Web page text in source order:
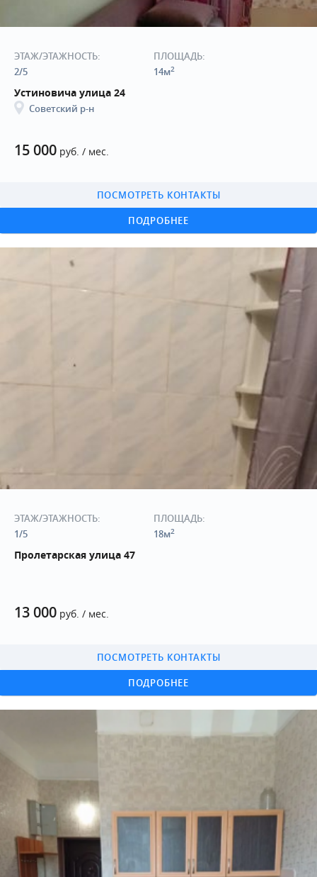
15 000 руб. / мес.
Устиновича улица 24
Советский р-н
ПОДРОБНЕЕ
ПОСМОТРЕТЬ КОНТАКТЫ
ЭТАЖ/ЭТАЖНОСТЬ:
2/5
ПЛОЩАДЬ:
14м2
13 000 руб. / мес.
Пролетарская улица 47
ПОДРОБНЕЕ
ПОСМОТРЕТЬ КОНТАКТЫ
ЭТАЖ/ЭТАЖНОСТЬ:
1/5
ПЛОЩАДЬ:
18м2